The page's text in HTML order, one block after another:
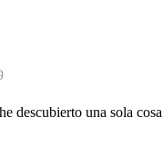
descubierto una sola